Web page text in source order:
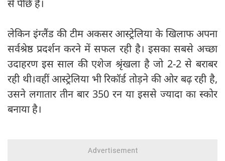
से पीछे है।
लेकिन इंग्लैंड की टीम अकसर आस्ट्रेलिया के खिलाफ अपना
सर्वश्रेष्ठ प्रदर्शन करने में सफल रही है। इसका सबसे अच्छा
उदाहरण इस साल की एशेज श्रृंखला है जो 2-2 से बराबर
रही थी।वहीं आस्ट्रेलिया भी रिकॉर्ड तोड़ने की ओर बढ़ रही है,
उसने लगातार तीन बार 350 रन या इससे ज्यादा का स्कोर
बनाया है।